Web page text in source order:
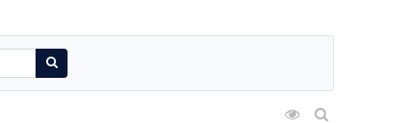
검색하기
조회순 정렬